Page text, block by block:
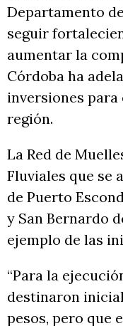
Departamento
seguir
aumentar la
Córdoba ha
inversiones para
región.
La Red de
Fluviales que se
de Puerto
y San Bernardo
ejemplo de las
“Para la
destinaron
pesos, pero que